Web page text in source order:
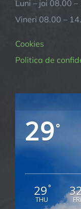
Luni – joi 08.00 –
Vineri 08.00 –
Cookies
Politica de
29°
29°
THU FRI